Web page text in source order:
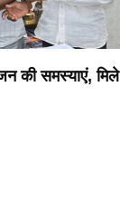
की समस्याएं, मिले